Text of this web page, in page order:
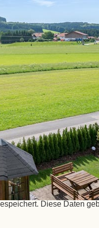
speichert und
Nutzer stimmender
Seiten auf andere
Daten. Ihre
werden von uns
Art Umfang und
inklusive
Diese Daten